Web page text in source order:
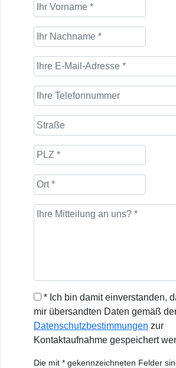
* Ich bin damit einverstanden,
mir übersandten Daten gemäß
Datenschutzbestimmungen zur
Kontaktaufnahme gespeichert
Die mit * gekennzeichneten Felder